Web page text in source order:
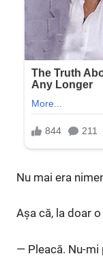
Nu mai era
Așa că, la doar
— Pleacă. Nu-mi